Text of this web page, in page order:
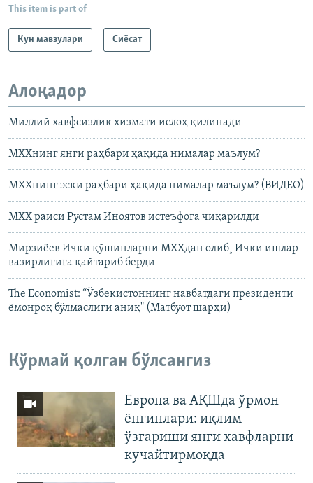
This item is part of
Кун мавзулари Сиёсат
Алоқадор
Миллий хавфсизлик хизмати ислоҳ қилинади
МХХнинг янги раҳбари ҳақида нималар маълум?
МХХнинг эски раҳбари ҳақида нималар маълум? (ВИДЕО)
МХХ раиси Рустам Иноятов иcтеъфога чиқарилди
Мирзиёев Ички қўшинларни МХХдан олиб¸ Ички ишлар
вазирлигига қайтариб берди
The Economist: ​“Ўзбекистоннинг навбатдаги президенти
ёмонроқ бўлмаслиги аниқ" (Матбуот шарҳи)
Кўрмай қолган бўлсангиз
Европа ва АҚШда ўрмон
ёнғинлари: иқлим
ўзгариши янги хавфларни
кучайтирмоқда